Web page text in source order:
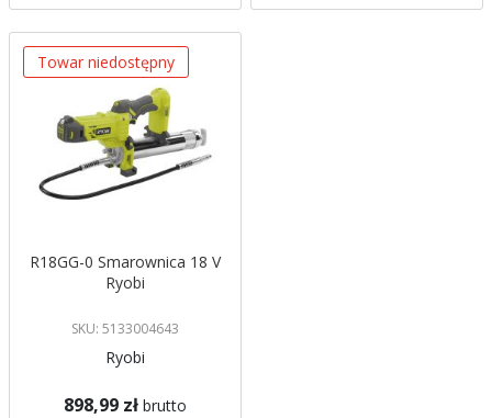
Towar niedostępny
R18GG-0 Smarownica 18 V
Ryobi
SKU: 5133004643
Ryobi
898,99 zł brutto